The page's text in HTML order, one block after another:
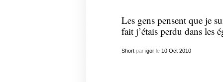
Les gens pensent que je
fait j’étais perdu dans les
Shortpar igorle 10 Oct 2010